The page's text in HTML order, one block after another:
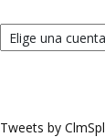
Tweets by ClmSpl